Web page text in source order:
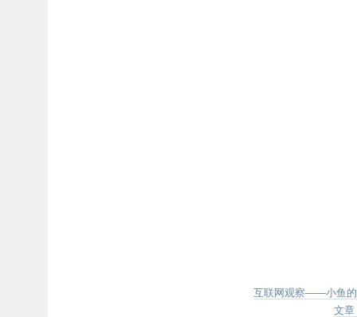
互联网观察——小鱼的
文章